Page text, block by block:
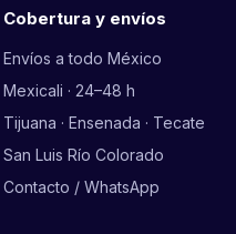
Cobertura y envíos
Envíos a todo México
Mexicali · 24–48 h
Tijuana · Ensenada · Tecate
San Luis Río Colorado
Contacto / WhatsApp